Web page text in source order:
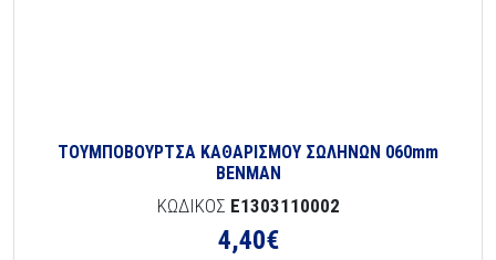
ΤΟΥΜΠΟΒΟΥΡΤΣΑ ΚΑΘΑΡΙΣΜΟΥ ΣΩΛΗΝΩΝ 060mm
BENMAN
ΚΩΔΙΚΟΣ E1303110002
4,40€